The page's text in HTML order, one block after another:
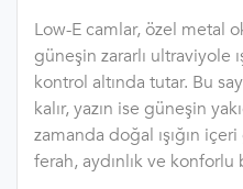
Low-E camlar, özel metal
güneşin zararlı ultraviyole
kontrol altında tutar. Bu
kalır, yazın ise güneşin
zamanda doğal ışığın
ferah, aydınlık ve konforlu